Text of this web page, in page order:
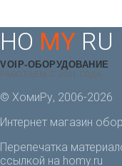
HO MY RU
VOIP-ОБОРУДОВАНИЕ
РАБОТАЕМ С 2011 ГОДА
© ХомиРу, 2006-2026
Интернет магазин
Перепечатка
ссылкой на homy.ru